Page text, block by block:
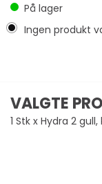
På lager
Ingen produkt
VALGTE
1 Stk x Hydra 2